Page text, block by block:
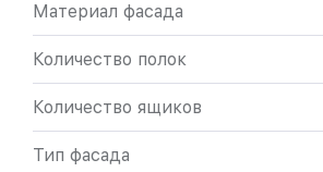
Материал фасада
Количество полок
Количество ящиков
Тип фасада